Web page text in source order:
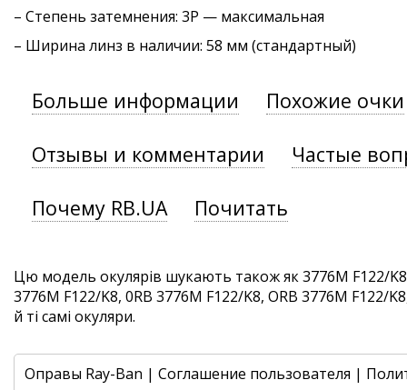
– Степень затемнения: 3P — максимальная
– Ширина линз в наличии: 58 мм (стандартный)
Больше информации Похожие очки
Отзывы и комментарии Частые
Почему RB.UA Почитать
Цю модель окулярів шукають також як 3776M F122/
3776M F122/K8, 0RB 3776M F122/K8, ORB 3776M F122/
й ті самі окуляри.
Оправы Ray-Ban | Соглашение пользователя |